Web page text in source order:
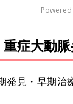
症大動
見・早期治